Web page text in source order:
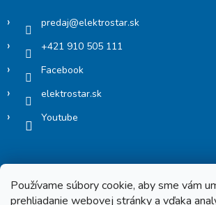
Používame súbory cookie, aby sme vám
prehliadanie webovej stránky a vďaka
predaj@elektrostar.sk
+421 910 505 111
Facebook
elektrostar.sk
Youtube